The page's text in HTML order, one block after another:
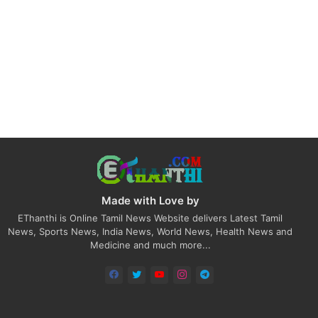
Made with Love by
EThanthi is Online Tamil News Website delivers Latest Tamil
News, Sports News, India News, World News, Health News and
Medicine and much more...